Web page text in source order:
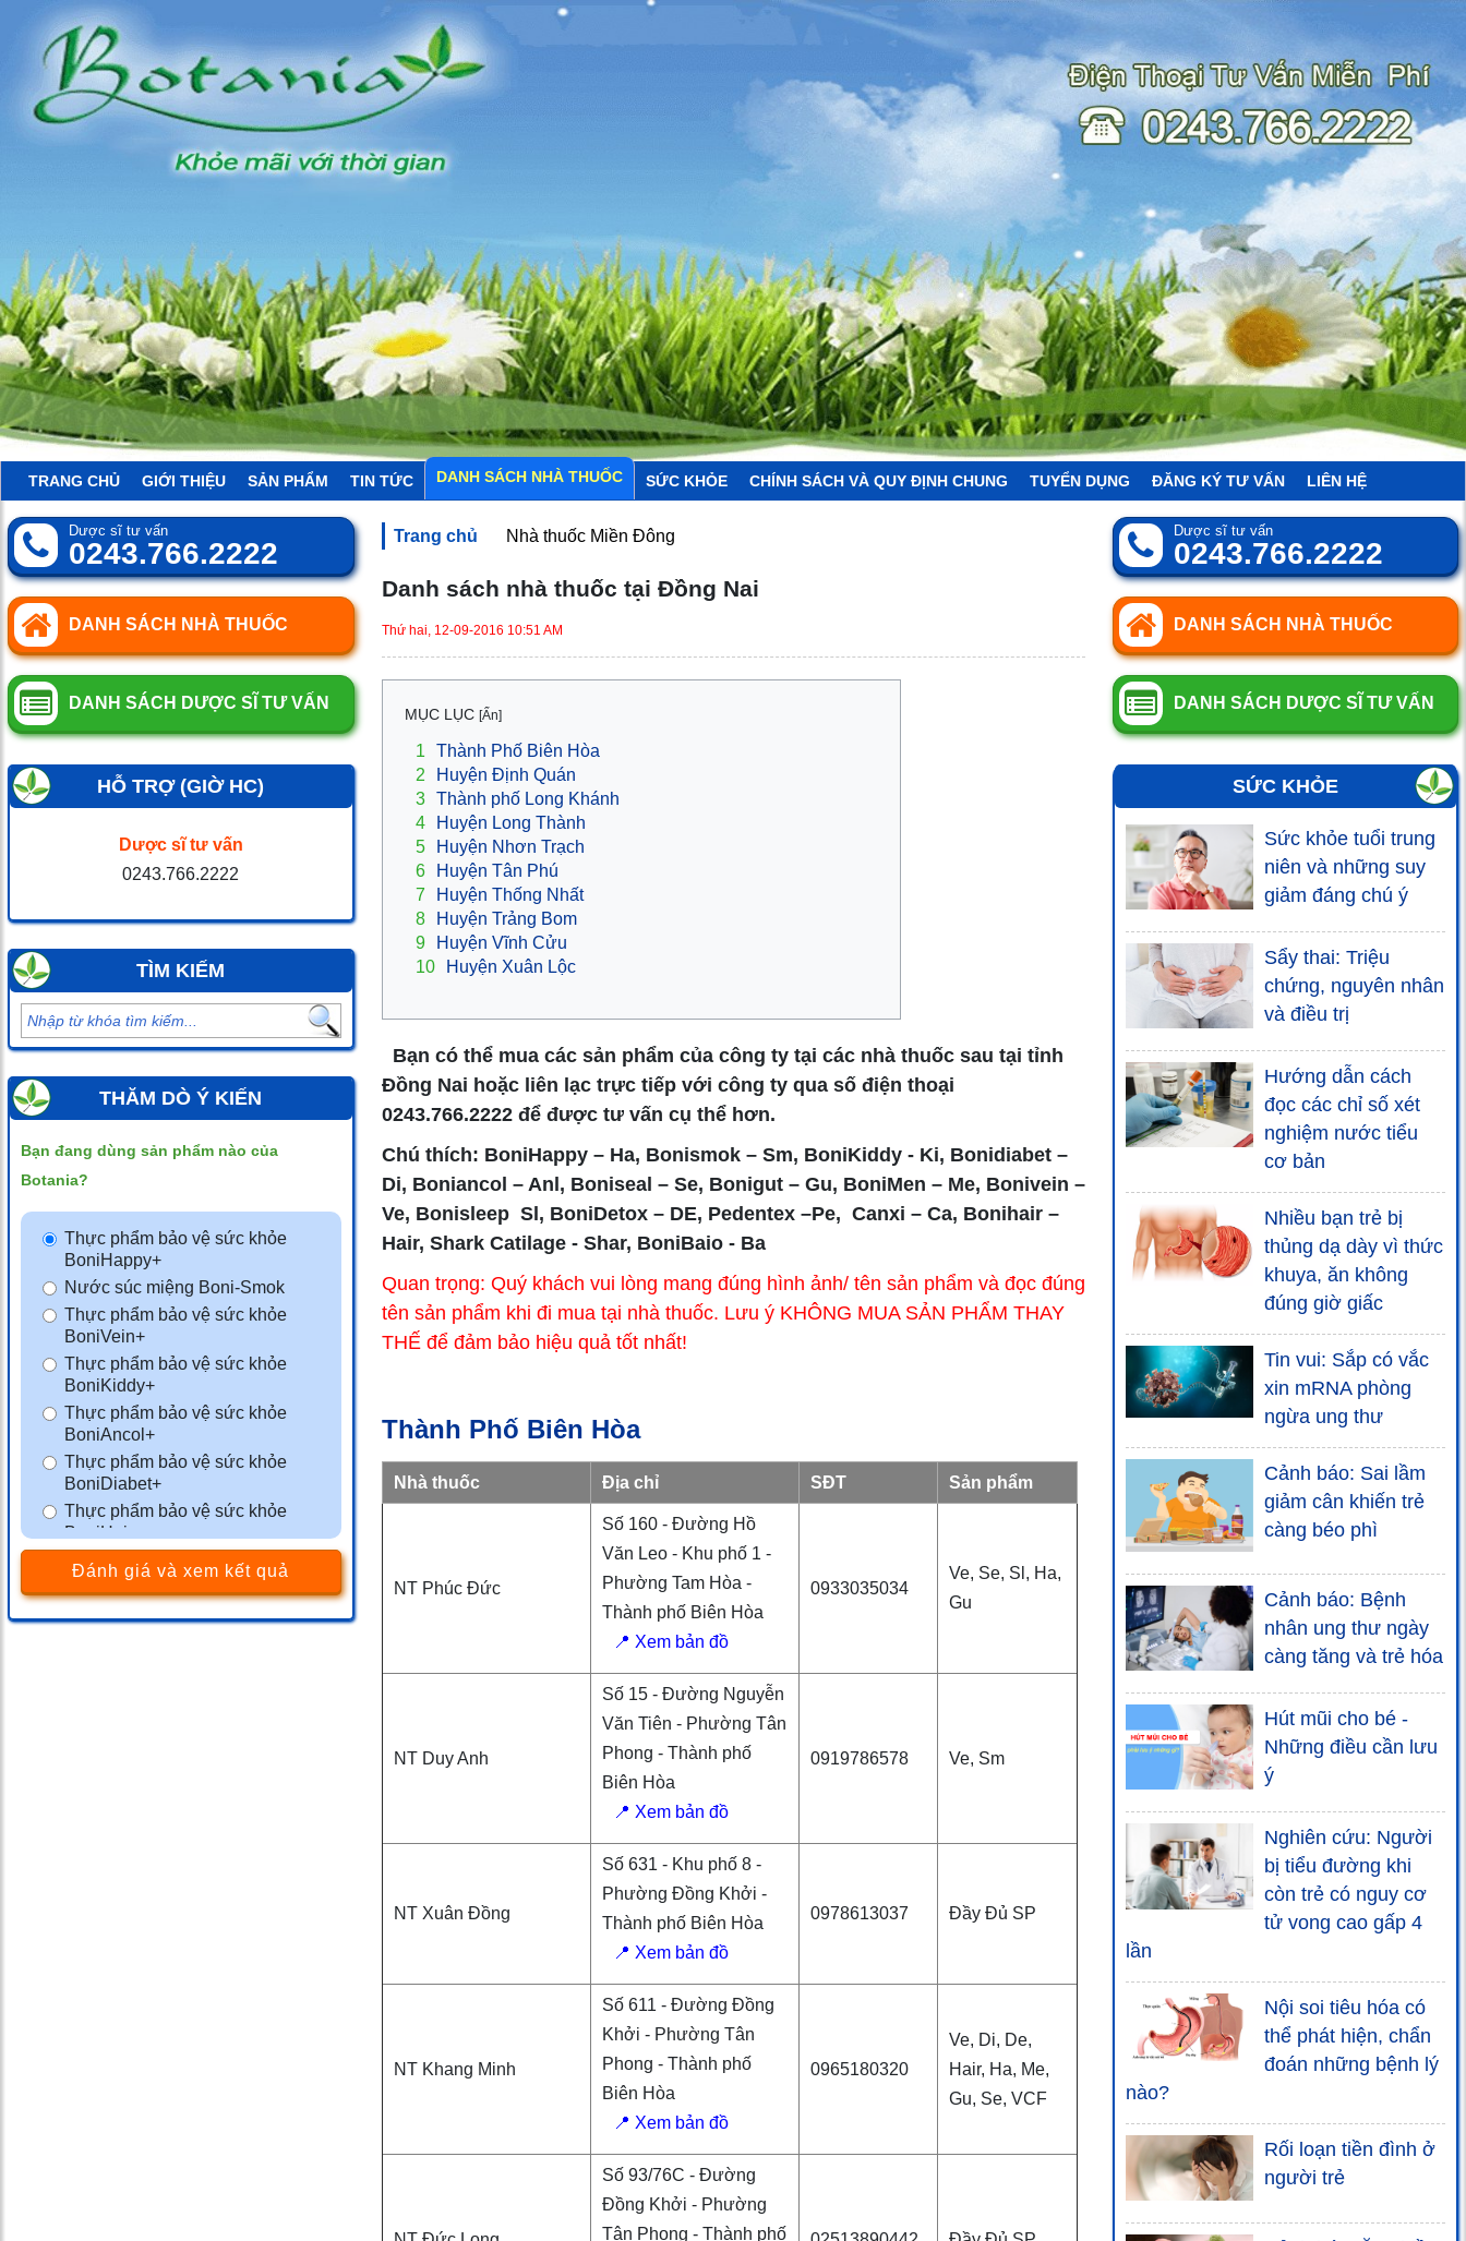
TRANG CHỦ GIỚI THIỆU SẢN PHẨM TIN TỨC DANH SÁCH NHÀ THUỐC SỨC KHỎE CHÍNH SÁCH VÀ QUY ĐỊNH CHUNG TUYỂN DỤNG ĐĂNG KÝ TƯ VẤN LIÊN HỆ
0SP
Dược sĩ tư vấn
0243.766.2222
DANH SÁCH NHÀ THUỐC
DANH SÁCH DƯỢC SĨ TƯ VẤN
HỖ TRỢ (GIỜ HC)
Dược sĩ tư vấn
0243.766.2222
TÌM KIẾM
THĂM DÒ Ý KIẾN
Bạn đang dùng sản phẩm nào của
Botania?
Thực phẩm bảo vệ sức khỏe
BoniHappy+
Nước súc miệng Boni-Smok
Thực phẩm bảo vệ sức khỏe
BoniVein+
Thực phẩm bảo vệ sức khỏe
BoniKiddy+
Thực phẩm bảo vệ sức khỏe
BoniAncol+
Thực phẩm bảo vệ sức khỏe
BoniDiabet+
Thực phẩm bảo vệ sức khỏe
BoniHair
Thực phẩm bảo vệ sức khỏe
BoniSleep+
BoniSeal+
Đánh giá và xem kết quả
Trang chủ Nhà thuốc Miền Đông
Danh sách nhà thuốc tại Đồng Nai
Thứ hai, 12-09-2016 10:51 AM
MỤC LỤC [Ẩn]
1
Thành Phố Biên Hòa
2
Huyện Định Quán
3
Thành phố Long Khánh
4
Huyện Long Thành
5
Huyện Nhơn Trạch
6
Huyện Tân Phú
7
Huyện Thống Nhất
8
Huyện Trảng Bom
9
Huyện Vĩnh Cửu
10
Huyện Xuân Lộc
Bạn có thể mua các sản phẩm của công ty tại các nhà thuốc sau tại tỉnh
Đồng Nai hoặc liên lạc trực tiếp với công ty qua số điện thoại
0243.766.2222 để được tư vấn cụ thể hơn.
Chú thích: BoniHappy – Ha, Bonismok – Sm, BoniKiddy - Ki, Bonidiabet –
Di, Boniancol – Anl, Boniseal – Se, Bonigut – Gu, BoniMen – Me, Bonivein –
Ve, Bonisleep Sl, BoniDetox – DE, Pedentex –Pe, Canxi – Ca, Bonihair –
Hair, Shark Catilage - Shar, BoniBaio - Ba
Quan trọng: Quý khách vui lòng mang đúng hình ảnh/ tên sản phẩm và đọc đúng
tên sản phẩm khi đi mua tại nhà thuốc. Lưu ý KHÔNG MUA SẢN PHẨM THAY
THẾ để đảm bảo hiệu quả tốt nhất!
Thành Phố Biên Hòa
Nhà thuốc Địa chỉ SĐT Sản phẩm
NT Phúc Đức
Số 160 - Đường Hồ
Văn Leo - Khu phố 1 -
Phường Tam Hòa -
Thành phố Biên Hòa
📍 Xem bản đồ
0933035034
Ve, Se, Sl, Ha,
Gu
NT Duy Anh
Số 15 - Đường Nguyễn
Văn Tiên - Phường Tân
Phong - Thành phố
Biên Hòa
📍 Xem bản đồ
0919786578 Ve, Sm
NT Xuân Đồng
Số 631 - Khu phố 8 -
Phường Đồng Khởi -
Thành phố Biên Hòa
📍 Xem bản đồ
0978613037 Đầy Đủ SP
NT Khang Minh
Số 611 - Đường Đồng
Khởi - Phường Tân
Phong - Thành phố
Biên Hòa
📍 Xem bản đồ
0965180320
Ve, Di, De,
Hair, Ha, Me,
Gu, Se, VCF
Số 93/76C - Đường
Đồng Khởi - Phường
Tân Phong - Thành phố
Dược sĩ tư vấn
0243.766.2222
DANH SÁCH NHÀ THUỐC
DANH SÁCH DƯỢC SĨ TƯ VẤN
SỨC KHỎE
Sức khỏe tuổi trung
niên và những suy
giảm đáng chú ý
Sẩy thai: Triệu
chứng, nguyên nhân
và điều trị
Hướng dẫn cách
đọc các chỉ số xét
nghiệm nước tiểu
cơ bản
Nhiều bạn trẻ bị
thủng dạ dày vì thức
khuya, ăn không
đúng giờ giấc
Tin vui: Sắp có vắc
xin mRNA phòng
ngừa ung thư
Cảnh báo: Sai lầm
giảm cân khiến trẻ
càng béo phì
Cảnh báo: Bệnh
nhân ung thư ngày
càng tăng và trẻ hóa
Hút mũi cho bé -
Những điều cần lưu
ý
Nghiên cứu: Người
bị tiểu đường khi
còn trẻ có nguy cơ
tử vong cao gấp 4
lần
Nội soi tiêu hóa có
thể phát hiện, chẩn
đoán những bệnh lý
nào?
Rối loạn tiền đình ở
người trẻ